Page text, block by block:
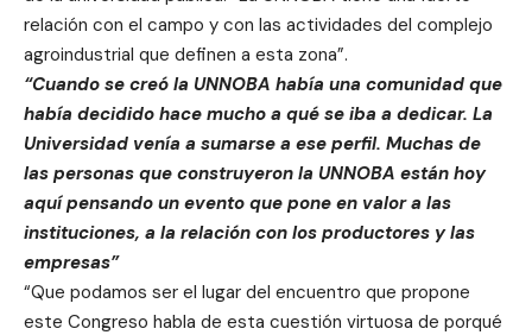
relación con el campo y con las actividades del complejo
agroindustrial que definen a esta zona”.
“Cuando se creó la UNNOBA había una comunidad que
había decidido hace mucho a qué se iba a dedicar. La
Universidad venía a sumarse a ese perfil. Muchas de
las personas que construyeron la UNNOBA están hoy
aquí pensando un evento que pone en valor a las
instituciones, a la relación con los productores y las
empresas”
“Que podamos ser el lugar del encuentro que propone
este Congreso habla de esta cuestión virtuosa de porqué